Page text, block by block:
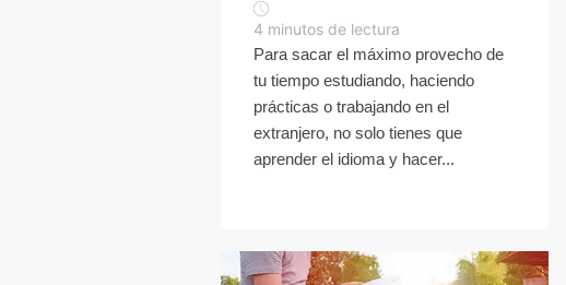
4 minutos de lectura
Para sacar el máximo provecho de
tu tiempo estudiando, haciendo
prácticas o trabajando en el
extranjero, no solo tienes que
aprender el idioma y hacer...